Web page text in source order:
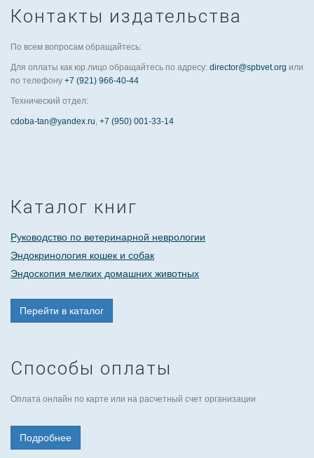
Контакты издательства
По всем вопросам обращайтесь:
Для оплаты как юр.лицо обращайтесь по адресу: director@spbvet.org или
по телефону +7 (921) 966-40-44
Технический отдел:
cdoba-tan@yandex.ru, +7 (950) 001-33-14
Каталог книг
Руководство по ветеринарной неврологии
Эндокринология кошек и собак
Эндоскопия мелких домашних животных
Перейти в каталог
Способы оплаты
Оплата онлайн по карте или на расчетный счет организации
Подробнее